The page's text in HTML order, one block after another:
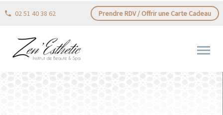
02 51 40 38 62 Prendre RDV / Offrir une Carte Cadeau